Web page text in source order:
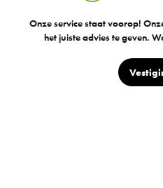
Onze service staat voorop!
het juiste advies te geven.